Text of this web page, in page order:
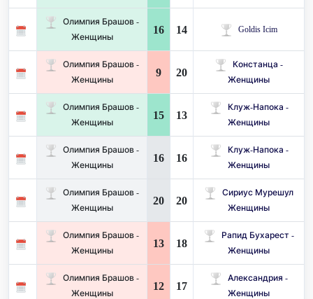
Олимпия Брашов -
Женщины
16 14 Goldis Icim
Олимпия Брашов -
Женщины
9 20
Констанца -
Женщины
Олимпия Брашов -
Женщины
15 13
Клуж-Напока -
Женщины
Олимпия Брашов -
Женщины
16 16
Клуж-Напока -
Женщины
Олимпия Брашов -
Женщины
20 20
Сириус Мурешул
Женщины
Олимпия Брашов -
Женщины
13 18
Рапид Бухарест -
Женщины
Олимпия Брашов -
Женщины
12 17
Александрия -
Женщины